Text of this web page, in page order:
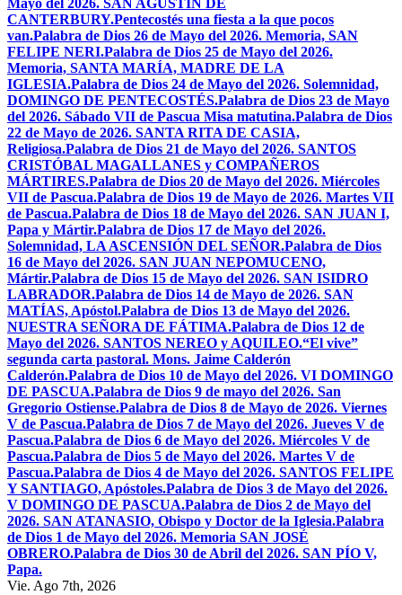
Mayo del 2026. SAN AGUSTÍN DE
CANTERBURY.Pentecostés una fiesta a la que pocos
van.Palabra de Dios 26 de Mayo del 2026. Memoria, SAN
FELIPE NERI.Palabra de Dios 25 de Mayo del 2026.
Memoria, SANTA MARÍA, MADRE DE LA
IGLESIA.Palabra de Dios 24 de Mayo del 2026. Solemnidad,
DOMINGO DE PENTECOSTÉS.Palabra de Dios 23 de Mayo
del 2026. Sábado VII de Pascua Misa matutina.Palabra de Dios
22 de Mayo de 2026. SANTA RITA DE CASIA,
Religiosa.Palabra de Dios 21 de Mayo del 2026. SANTOS
CRISTÓBAL MAGALLANES y COMPAÑEROS
MÁRTIRES.Palabra de Dios 20 de Mayo del 2026. Miércoles
VII de Pascua.Palabra de Dios 19 de Mayo de 2026. Martes VII
de Pascua.Palabra de Dios 18 de Mayo del 2026. SAN JUAN I,
Papa y Mártir.Palabra de Dios 17 de Mayo del 2026.
Solemnidad, LA ASCENSIÓN DEL SEÑOR.Palabra de Dios
16 de Mayo del 2026. SAN JUAN NEPOMUCENO,
Mártir.Palabra de Dios 15 de Mayo del 2026. SAN ISIDRO
LABRADOR.Palabra de Dios 14 de Mayo de 2026. SAN
MATÍAS, Apóstol.Palabra de Dios 13 de Mayo del 2026.
NUESTRA SEÑORA DE FÁTIMA.Palabra de Dios 12 de
Mayo del 2026. SANTOS NEREO y AQUILEO.“El vive”
segunda carta pastoral. Mons. Jaime Calderón
Calderón.Palabra de Dios 10 de Mayo del 2026. VI DOMINGO
DE PASCUA.Palabra de Dios 9 de mayo del 2026. San
Gregorio Ostiense.Palabra de Dios 8 de Mayo de 2026. Viernes
V de Pascua.Palabra de Dios 7 de Mayo del 2026. Jueves V de
Pascua.Palabra de Dios 6 de Mayo del 2026. Miércoles V de
Pascua.Palabra de Dios 5 de Mayo del 2026. Martes V de
Pascua.Palabra de Dios 4 de Mayo del 2026. SANTOS FELIPE
Y SANTIAGO, Apóstoles.Palabra de Dios 3 de Mayo del 2026.
V DOMINGO DE PASCUA.Palabra de Dios 2 de Mayo del
2026. SAN ATANASIO, Obispo y Doctor de la Iglesia.Palabra
de Dios 1 de Mayo del 2026. Memoria SAN JOSÉ
OBRERO.Palabra de Dios 30 de Abril del 2026. SAN PÍO V,
Papa.
Vie. Ago 7th, 2026